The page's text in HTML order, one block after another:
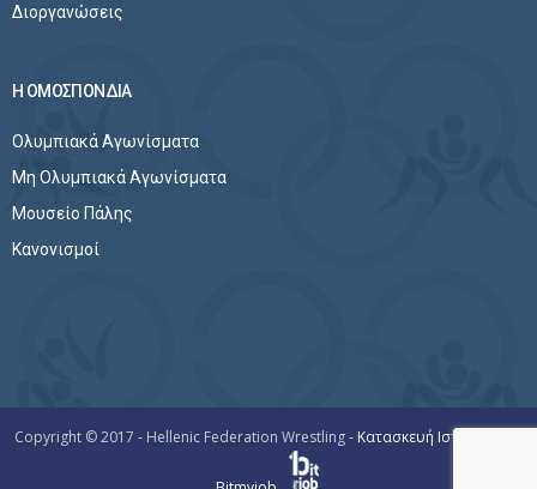
Διοργανώσεις
Η ΟΜΟΣΠΟΝΔΙΑ
Ολυμπιακά Αγωνίσματα
Μη Ολυμπιακά Αγωνίσματα
Μουσείο Πάλης
Κανονισμοί
Copyright © 2017 - Hellenic Federation Wrestling - Κατασκευή Ιστοσελίδων